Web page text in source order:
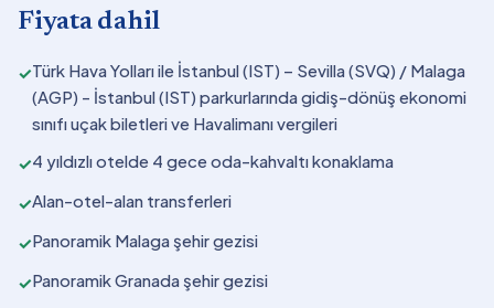
Fiyata dahil
✓Türk Hava Yolları ile İstanbul (IST) – Sevilla (SVQ) / Malaga
(AGP) - İstanbul (IST) parkurlarında gidiş-dönüş ekonomi
sınıfı uçak biletleri ve Havalimanı vergileri
✓4 yıldızlı otelde 4 gece oda-kahvaltı konaklama
✓Alan-otel-alan transferleri
✓Panoramik Malaga şehir gezisi
✓Panoramik Granada şehir gezisi